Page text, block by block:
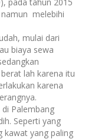
melebihi
mulai dari
biaya sewa
lah karena itu
karena
Palembang
Seperti yang
kawat yang paling